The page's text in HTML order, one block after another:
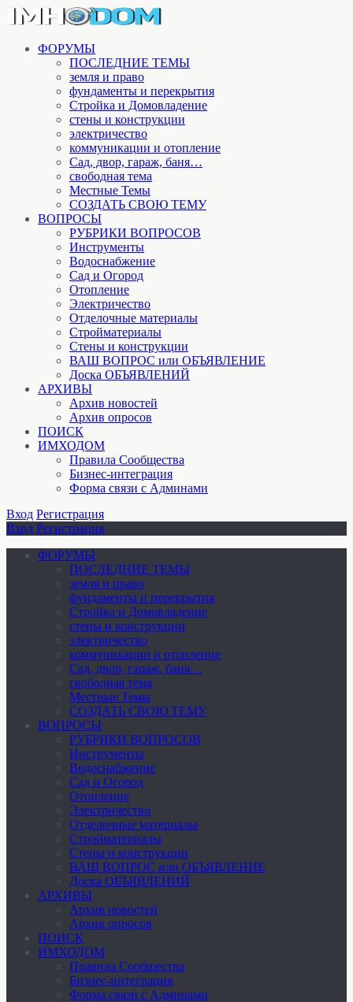
ФОРУМЫ
ПОСЛЕДНИЕ ТЕМЫ
земля и право
фундаменты и перекрытия
Стройка и Домовладение
стены и конструкции
электричество
коммуникации и отопление
Cад, двор, гараж, баня…
свободная тема
Местные Темы
СОЗДАТЬ СВОЮ ТЕМУ
ВОПРОСЫ
РУБРИКИ ВОПРОСОВ
Инструменты
Водоснабжение
Сад и Огород
Отопление
Электричество
Отделочные материалы
Стройматериалы
Стены и конструкции
ВАШ ВОПРОС или ОБЪЯВЛЕНИЕ
Доска ОБЪЯВЛЕНИЙ
АРХИВЫ
Архив новостей
Архив опросов
ПОИСК
ИМХОДОМ
Правила Сообщества
Бизнес-интеграция
Форма связи с Админами
Вход Регистрация
Вход Регистрация
ФОРУМЫ
ПОСЛЕДНИЕ ТЕМЫ
земля и право
фундаменты и перекрытия
Стройка и Домовладение
стены и конструкции
электричество
коммуникации и отопление
Cад, двор, гараж, баня…
свободная тема
Местные Темы
СОЗДАТЬ СВОЮ ТЕМУ
ВОПРОСЫ
РУБРИКИ ВОПРОСОВ
Инструменты
Водоснабжение
Сад и Огород
Отопление
Электричество
Отделочные материалы
Стройматериалы
Стены и конструкции
ВАШ ВОПРОС или ОБЪЯВЛЕНИЕ
Доска ОБЪЯВЛЕНИЙ
АРХИВЫ
Архив новостей
Архив опросов
ПОИСК
ИМХОДОМ
Правила Сообщества
Бизнес-интеграция
Форма связи с Админами